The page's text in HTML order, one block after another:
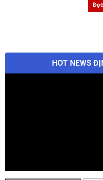
HOT NEWS